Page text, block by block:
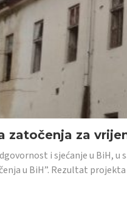
zatočenja za
i sjećanje u BiH,
u BiH”. Rezultat